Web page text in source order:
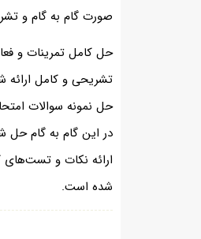
صورت گام به گام و
حل کامل تمرینات و
تشریحی و کامل
حل نمونه سوالات
در این گام به گام
ارائه نکات و تست‌های
شده است.